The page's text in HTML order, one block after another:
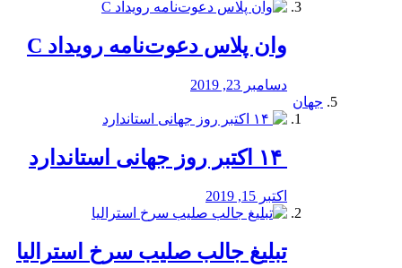
وان پلاس دعوت‌نامه رویداد C
دسامبر 23, 2019
جهان
اکتبر 15, 2019
تبلیغ جالب صلیب سرخ استرالیا